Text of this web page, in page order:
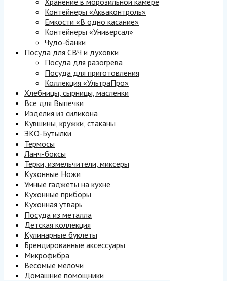
Контейнеры «Акваконтроль»
Емкости «В одно касание»
Контейнеры «Универсал»
Чудо-банки
Посуда для СВЧ и духовки
Посуда для разогрева
Посуда для приготовления
Коллекция «УльтраПро»
Хлебницы, сырницы, масленки
Все для Выпечки
Изделия из силикона
Кувшины, кружки, стаканы
ЭКО-Бутылки
Термосы
Ланч-боксы
Терки, измельчители, миксеры
Кухонные Ножи
Умные гаджеты на кухне
Кухонные приборы
Кухонная утварь
Посуда из металла
Детская коллекция
Кулинарные буклеты
Брендированные аксессуары
Микрофибра
Весомые мелочи
Домашние помощники